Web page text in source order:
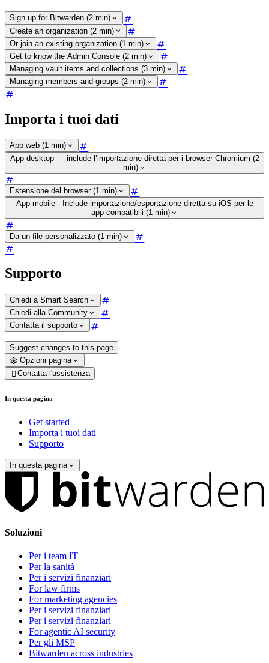
Sign up for Bitwarden (2 min)
Create an organization (2 min)
Or join an existing organization (1 min)
Get to know the Admin Console (2 min)
Managing vault items and collections (3 min)
Managing members and groups (2 min)
Importa i tuoi dati
App web (1 min)
App desktop — include l’importazione diretta per i browser Chromium (2
min)
Estensione del browser (1 min)
App mobile - Include importazione/esportazione diretta su iOS per le
app compatibili (1 min)
Da un file personalizzato (1 min)
Supporto
Chiedi a Smart Search
Chiedi alla Community
Contatta il supporto
Suggest changes to this page
Opzioni pagina
 Contatta l'assistenza
In questa pagina
Get started
Importa i tuoi dati
Supporto
In questa pagina
Soluzioni
Per i team IT
Per la sanità
Per i servizi finanziari
For law firms
For marketing agencies
Per i servizi finanziari
Per i servizi finanziari
For agentic AI security
Per gli MSP
Bitwarden across industries